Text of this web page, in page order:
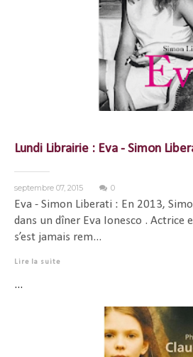
Lundi Librairie : Eva - Simon
septembre 07, 2015 0
Eva - Simon Liberati : En 2013,
dans un dîner Eva Ionesco . Actrice
s’est jamais rem...
Lire la suite
...